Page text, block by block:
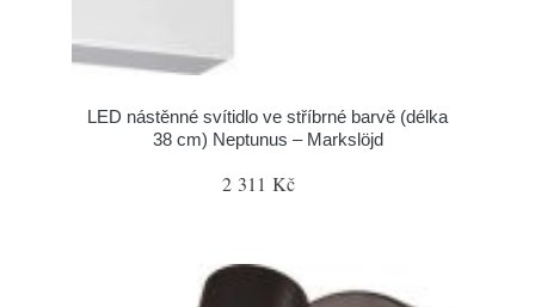
LED nástěnné svítidlo ve stříbrné barvě (délka
38 cm) Neptunus – Markslöjd
2 311 Kč